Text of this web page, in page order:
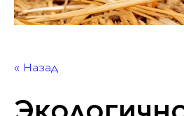
« Назад